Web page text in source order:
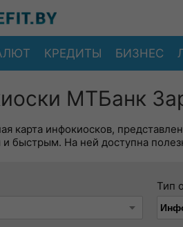
КРЕДИТЫ БИЗНЕС
МТБанк
карта инфокиосков,
быстрым. На ней доступна
Тип